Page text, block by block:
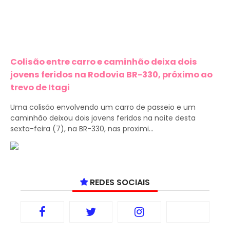
Colisão entre carro e caminhão deixa dois
jovens feridos na Rodovia BR-330, próximo ao
trevo de Itagi
Uma colisão envolvendo um carro de passeio e um
caminhão deixou dois jovens feridos na noite desta
sexta-feira (7), na BR-330, nas proximi...
REDES SOCIAIS